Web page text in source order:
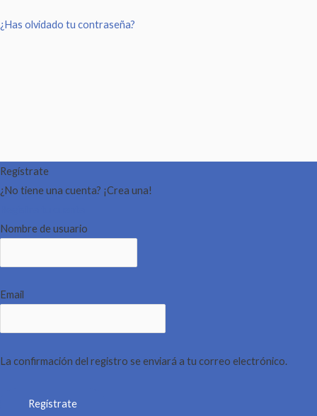
¿Has olvidado tu contraseña?
Regístrate
¿No tiene una cuenta? ¡Crea una!
Nombre de usuario
Email
La confirmación del registro se enviará a tu correo electrónico.